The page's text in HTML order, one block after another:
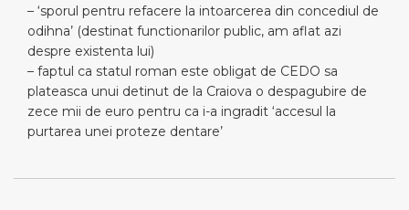
– ‘sporul pentru refacere la intoarcerea din concediul de
odihna’ (destinat functionarilor public, am aflat azi
despre existenta lui)
– faptul ca statul roman este obligat de CEDO sa
plateasca unui detinut de la Craiova o despagubire de
zece mii de euro pentru ca i-a ingradit ‘accesul la
purtarea unei proteze dentare’